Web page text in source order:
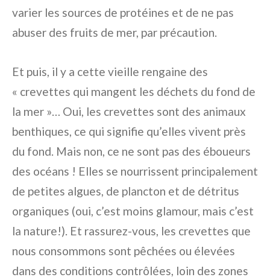
varier les sources de protéines et de ne pas
abuser des fruits de mer, par précaution.
Et puis, il y a cette vieille rengaine des
« crevettes qui mangent les déchets du fond de
la mer »… Oui, les crevettes sont des animaux
benthiques, ce qui signifie qu’elles vivent près
du fond. Mais non, ce ne sont pas des éboueurs
des océans ! Elles se nourrissent principalement
de petites algues, de plancton et de détritus
organiques (oui, c’est moins glamour, mais c’est
la nature!). Et rassurez-vous, les crevettes que
nous consommons sont pêchées ou élevées
dans des conditions contrôlées, loin des zones